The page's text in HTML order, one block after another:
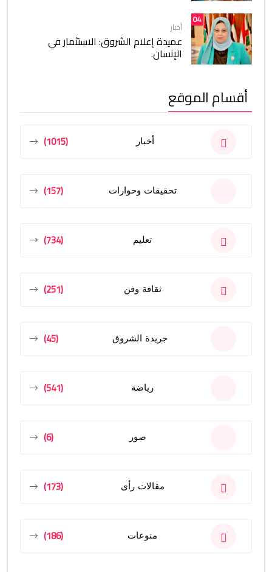
04
أخبار
عميدة إعلام الشروق: الاستثمار في
الإنسان.
أقسام الموقع
أخبار (1015)
تحقيقات وحوارات (157)
تعليم (734)
ثقافة وفن (251)
جريدة الشروق (45)
رياضة (541)
صور (6)
مقالات رأى (173)
منوعات (186)